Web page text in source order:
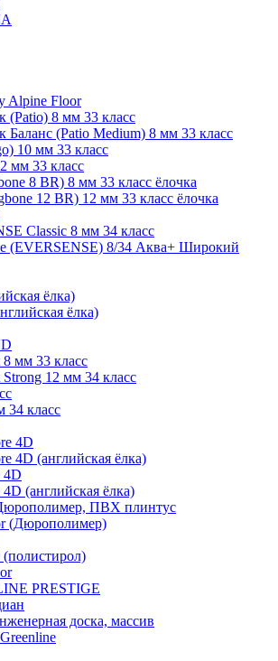
Alpine Floor
(Patio) 8 мм 33 класс
Баланс (Patio Medium) 8 мм 33 класс
10 мм 33 класс
мм 33 класс
8 BR) 8 мм 33 класс ёлочка
12 BR) 12 мм 33 класс ёлочка
Classic 8 мм 34 класс
(EVERSENSE) 8/34 Аква+ Широкий
ёлка)
ёлка)
мм 33 класс
12 мм 34 класс
34 класс
4D
4D (английская ёлка)
4D
(английская ёлка)
ПВХ плинтус
(Дюрополимер)
PRESTIGE
доска, массив